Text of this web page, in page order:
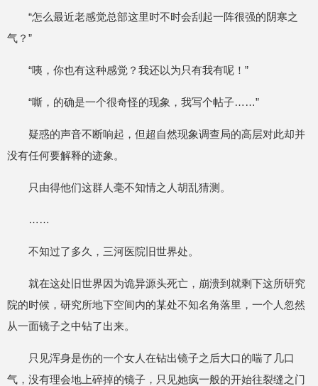
“怎么最近老感觉总部这里时不时会刮起一阵很强的阴寒之
气？”
“咦，你也有这种感觉？我还以为只有我有呢！”
“嘶，的确是一个很奇怪的现象，我写个帖子……”
疑惑的声音不断响起，但超自然现象调查局的高层对此却并
没有任何要解释的迹象。
只由得他们这群人毫不知情之人胡乱猜测。
……
不知过了多久，三河医院旧世界处。
就在这处旧世界因为诡异源头死亡，崩溃到就剩下这所研究
院的时候，研究所地下空间内的某处不知名角落里，一个人忽然
从一面镜子之中钻了出来。
只见浑身是伤的一个女人在钻出镜子之后大口的喘了几口
气，没有理会地上碎掉的镜子，只见她疯一般的开始往裂缝之门